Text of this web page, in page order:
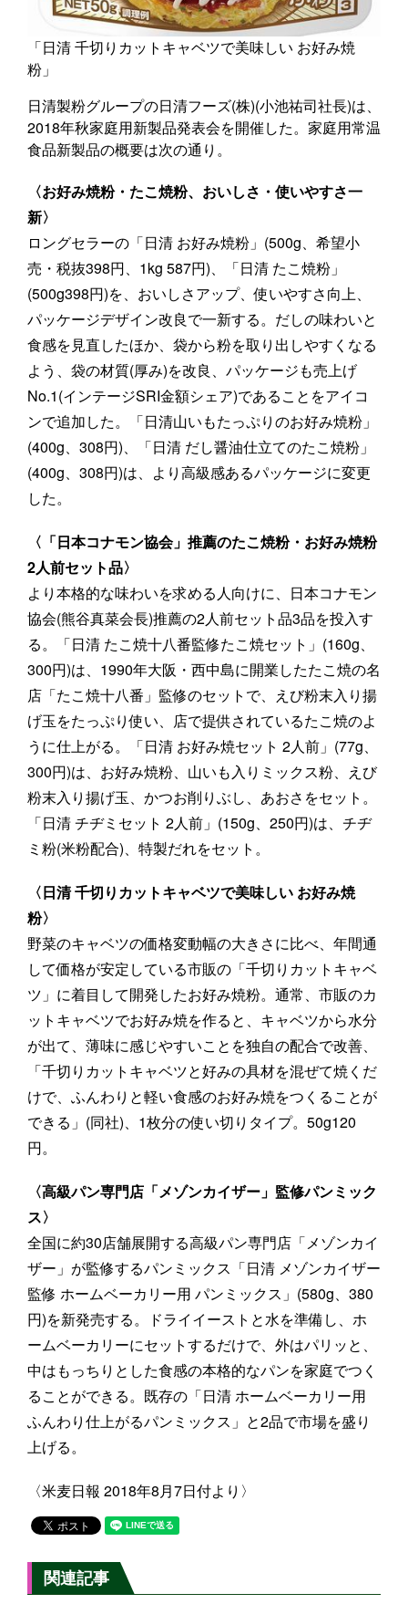
「日清 千切りカットキャベツで美味しい お好み焼
粉」
日清製粉グループの日清フーズ(株)(小池祐司社長)は、
2018年秋家庭用新製品発表会を開催した。家庭用常温
食品新製品の概要は次の通り。
〈お好み焼粉・たこ焼粉、おいしさ・使いやすさ一
新〉
ロングセラーの「日清 お好み焼粉」(500g、希望小
売・税抜398円、1kg 587円)、「日清 たこ焼粉」
(500g398円)を、おいしさアップ、使いやすさ向上、
パッケージデザイン改良で一新する。だしの味わいと
食感を見直したほか、袋から粉を取り出しやすくなる
よう、袋の材質(厚み)を改良、パッケージも売上げ
No.1(インテージSRI金額シェア)であることをアイコ
ンで追加した。「日清山いもたっぷりのお好み焼粉」
(400g、308円)、「日清 だし醤油仕立てのたこ焼粉」
(400g、308円)は、より高級感あるパッケージに変更
した。
〈「日本コナモン協会」推薦のたこ焼粉・お好み焼粉
2人前セット品〉
より本格的な味わいを求める人向けに、日本コナモン
協会(熊谷真菜会長)推薦の2人前セット品3品を投入す
る。「日清 たこ焼十八番監修たこ焼セット」(160g、
300円)は、1990年大阪・西中島に開業したたこ焼の名
店「たこ焼十八番」監修のセットで、えび粉末入り揚
げ玉をたっぷり使い、店で提供されているたこ焼のよ
うに仕上がる。「日清 お好み焼セット 2人前」(77g、
300円)は、お好み焼粉、山いも入りミックス粉、えび
粉末入り揚げ玉、かつお削りぶし、あおさをセット。
「日清 チヂミセット 2人前」(150g、250円)は、チヂ
ミ粉(米粉配合)、特製だれをセット。
〈日清 千切りカットキャベツで美味しい お好み焼
粉〉
野菜のキャベツの価格変動幅の大きさに比べ、年間通
して価格が安定している市販の「千切りカットキャベ
ツ」に着目して開発したお好み焼粉。通常、市販のカ
ットキャベツでお好み焼を作ると、キャベツから水分
が出て、薄味に感じやすいことを独自の配合で改善、
「千切りカットキャベツと好みの具材を混ぜて焼くだ
けで、ふんわりと軽い食感のお好み焼をつくることが
できる」(同社)、1枚分の使い切りタイプ。50g120
円。
〈高級パン専門店「メゾンカイザー」監修パンミック
ス〉
全国に約30店舗展開する高級パン専門店「メゾンカイ
ザー」が監修するパンミックス「日清 メゾンカイザー
監修 ホームベーカリー用 パンミックス」(580g、380
円)を新発売する。ドライイーストと水を準備し、ホ
ームベーカリーにセットするだけで、外はパリッと、
中はもっちりとした食感の本格的なパンを家庭でつく
ることができる。既存の「日清 ホームベーカリー用
ふんわり仕上がるパンミックス」と2品で市場を盛り
上げる。
〈米麦日報 2018年8月7日付より〉
関連記事